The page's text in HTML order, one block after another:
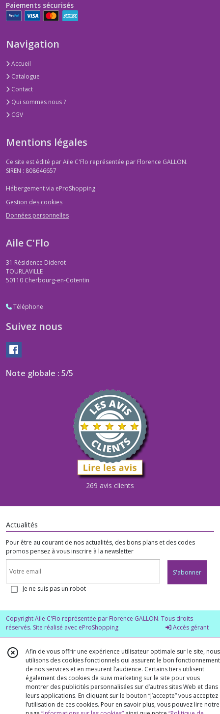
Paiements sécurisés
Navigation
Accueil
Catalogue
Contact
Qui sommes nous ?
CGV
Mentions légales
Ce site est édité par Aile C'Flo représentée par Florence GALLON.
SIREN : 808646657
Hébergement via eProShopping
Gestion des cookies
Données personnelles
Aile C'Flo
31 Résidence Diderot
TOURLAVILLE
50110 Cherbourg-en-Cotentin
Téléphone
Suivez nous
Note globale : 5/5
269 avis clients
Actualités
Pour être au courant de nos actualités, des bons plans et des codes
promos pensez à vous inscrire à la newsletter
S'abonner
Je ne suis pas un robot
Copyright Aile C'Flo représentée par Florence GALLON. Tous droits
réservés. Site réalisé avec eProShopping Accès gérant
Afin de vous offrir une expérience utilisateur optimale sur le site, nous
utilisons des cookies fonctionnels qui assurent le bon fonctionnement
de nos services et en mesurent l’audience. Certains tiers utilisent
également des cookies de suivi marketing sur le site pour vous
montrer des publicités personnalisées sur d’autres sites Web et dans
leurs applications. En cliquant sur le bouton “J’accepte” vous acceptez
l’utilisation de ces cookies. Pour en savoir plus, vous pouvez lire notre